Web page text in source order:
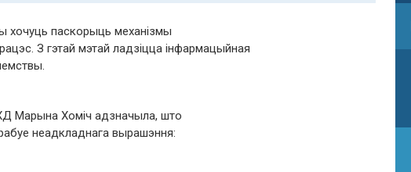
хочуць паскорыць механізмы
З гэтай мэтай ладзіцца інфармацыйная
Марына Хоміч адзначыла, што
неадкладнага вырашэння: